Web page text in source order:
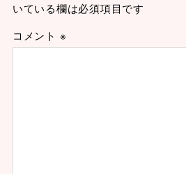
いている欄は必須項目です
コメント ※